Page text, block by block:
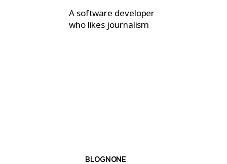
A software developer
who likes journalism
BLOGNONE